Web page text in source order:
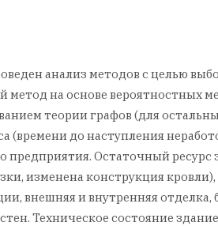
анализ методов с целью
на основе вероятностных
теории графов (для
до наступления
Остаточный ресурс
изменена конструкция
внешняя и внутренняя
Техническое состояние